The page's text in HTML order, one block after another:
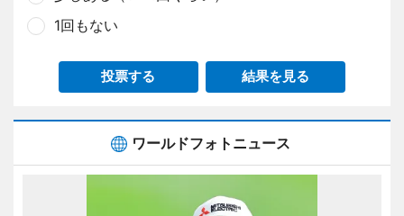
1回もない
投票する 結果を見る
ワールドフォトニュース